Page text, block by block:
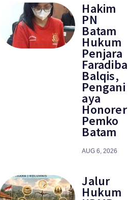
Hakim
PN
Batam
Hukum
Penjara
Faradiba
Balqis,
Pengani
aya
Honorer
Pemko
Batam
AUG 6, 2026
Jalur
Hukum